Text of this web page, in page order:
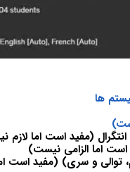
ها
(مفید است اما لازم